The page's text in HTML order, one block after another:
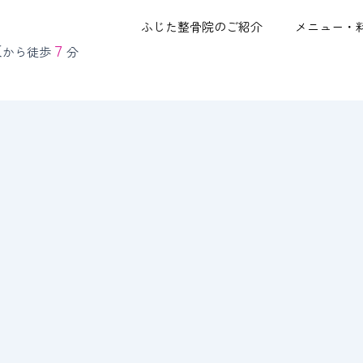
から徒歩７ 分
ふじた整骨院のご紹介 メニュー・